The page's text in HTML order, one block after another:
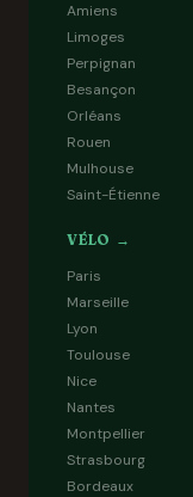
Amiens
Limoges
Perpignan
Besançon
Orléans
Rouen
Mulhouse
Saint-Étienne
VÉLO →
Paris
Marseille
Lyon
Toulouse
Nice
Nantes
Montpellier
Strasbourg
Bordeaux